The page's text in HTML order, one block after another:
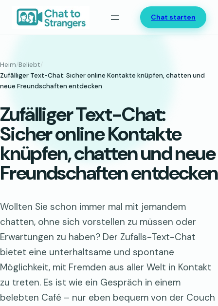
Inhalt
springen
Chat starten
Heim/Beliebt/
Zufälliger Text-Chat: Sicher online Kontakte knüpfen, chatten und
neue Freundschaften entdecken
Zufälliger Text-Chat:
Sicher online Kontakte
knüpfen, chatten und neue
Freundschaften entdecken
Wollten Sie schon immer mal mit jemandem
chatten, ohne sich vorstellen zu müssen oder
Erwartungen zu haben? Der Zufalls-Text-Chat
bietet eine unterhaltsame und spontane
Möglichkeit, mit Fremden aus aller Welt in Kontakt
zu treten. Es ist wie ein Gespräch in einem
belebten Café – nur eben bequem von der Couch